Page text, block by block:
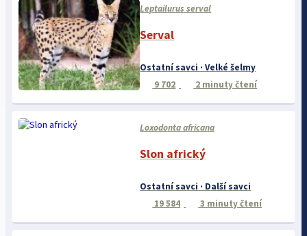
Leptailurus serval
Serval
Ostatní savci · Velké šelmy
9 702
2 minuty čtení
Loxodonta africana
Slon africký
Ostatní savci · Další savci
19 584
3 minuty čtení